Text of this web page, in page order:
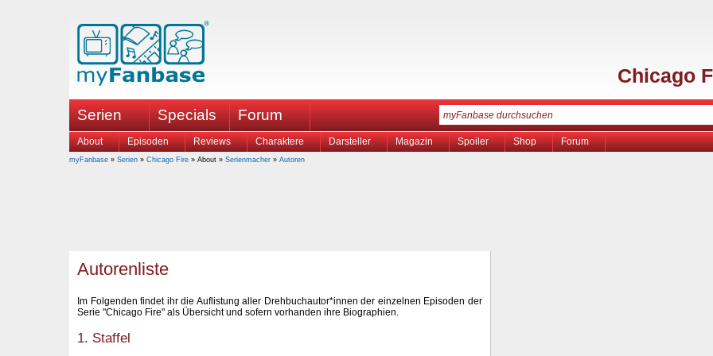
Chicago
Serien Specials Forum
About Episoden Reviews Charaktere Darsteller Magazin Spoiler Shop Forum
myFanbase » Serien » Chicago Fire » About » Serienmacher » Autoren
Autorenliste
Im Folgenden findet ihr die Auflistung aller Drehbuchautor*innen der einzelnen Episoden der
Serie "Chicago Fire" als Übersicht und sofern vorhanden ihre Biographien.
1. Staffel